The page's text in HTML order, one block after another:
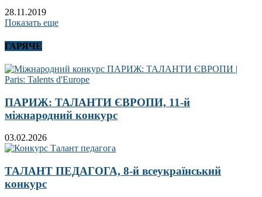
28.11.2019
Показать еще
ГАРЯЧЕ
ПАРИЖ: ТАЛАНТИ ЄВРОПИ, 11-й
міжнародний конкурс
03.02.2026
ТАЛАНТ ПЕДАГОГА, 8-й всеукраїнський
конкурс